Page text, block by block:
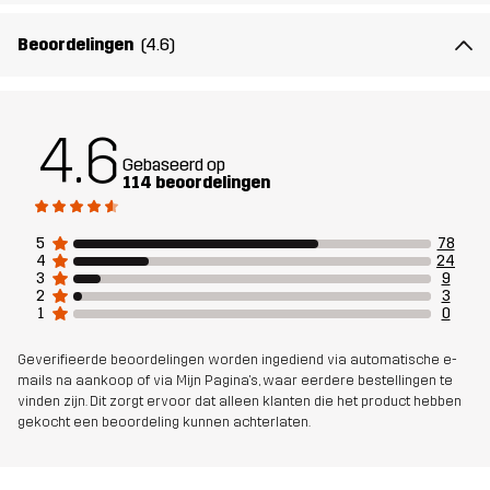
Materiál 1
94% Polyamide, 6% Elastaan
Voering 80% Polyester (Gerecycled), 20% Katoen
Duurzaamheid Bluesign® approved lees hier
Ontworpen
voor
ALLROUND WANDELEN
Beoordelingen (4.6)
4.6 Gebaseerd op
114 beoordelingen
5
78
4
24
3
9
2
3
1
0
Geverifieerde beoordelingen worden ingediend via automatische e-
mails na aankoop of via Mijn Pagina's, waar eerdere bestellingen te
vinden zijn. Dit zorgt ervoor dat alleen klanten die het product hebben
gekocht een beoordeling kunnen achterlaten.